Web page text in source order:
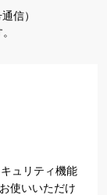
信）
ュリティ機能
使いいただけ